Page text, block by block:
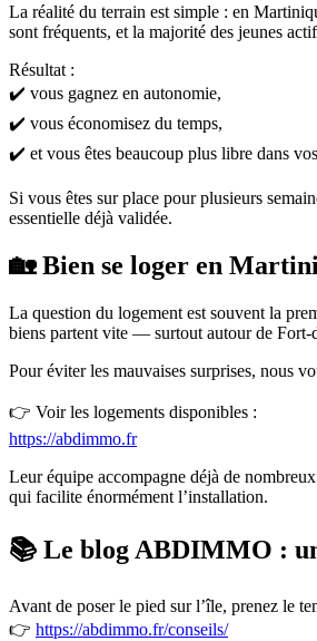
La réalité du terrain est simple : en
sont fréquents, et la majorité des jeunes
Résultat :
✔️ vous gagnez en autonomie,
✔️ vous économisez du temps,
✔️ et vous êtes beaucoup plus libre dans
Si vous êtes sur place pour plusieurs
essentielle déjà validée.
🏡 Bien se loger en
La question du logement est souvent la
biens partent vite — surtout autour de Fort-
Pour éviter les mauvaises surprises, nous
👉 Voir les logements disponibles :
https://abdimmo.fr
Leur équipe accompagne déjà de
qui facilite énormément l’installation.
📚 Le blog ABDIMMO :
Avant de poser le pied sur l’île, prenez le
👉 https://abdimmo.fr/conseils/